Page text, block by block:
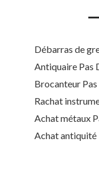
Débarras de
Antiquaire Pas
Brocanteur Pas
Rachat
Achat métaux
Achat antiquité